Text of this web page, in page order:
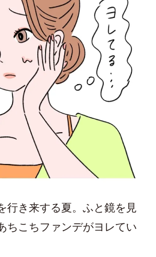
行き来する夏。ふと鏡を見
ちこちファンデがヨレてい